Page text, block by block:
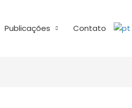
Publicações Contato